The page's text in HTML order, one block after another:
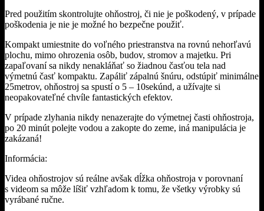
Pred použitím skontrolujte ohňostroj, či nie je poškodený, v prípade
poškodenia je nie je možné ho bezpečne použiť.
Kompakt umiestnite do voľného priestranstva na rovnú nehorľavú
plochu, mimo ohrozenia osôb, budov, stromov a majetku. Pri
zapaľovaní sa nikdy nenakláňať so žiadnou časťou tela nad
výmetnú časť kompaktu. Zapáliť zápalnú šnúru, odstúpiť minimálne
25metrov, ohňostroj sa spustí o 5 – 10sekúnd, a užívajte si
neopakovateľné chvíle fantastických efektov.
V prípade zlyhania nikdy nenazerajte do výmetnej časti ohňostroja,
po 20 minút polejte vodou a zakopte do zeme, iná manipulácia je
zakázaná!
Informácia:
Videa ohňostrojov sú reálne avšak dĺžka ohňostroja v porovnaní
s videom sa môže líšiť vzhľadom k tomu, že všetky výrobky sú
vyrábané ručne.